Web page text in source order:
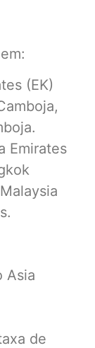
(EK)
Emirates
Asia
de